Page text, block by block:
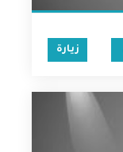
زيارة